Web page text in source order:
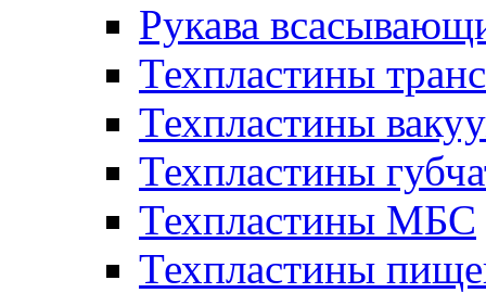
Рукава
Техпластины
Техпластины
Техпластины
Техпластины МБС
Техпластины